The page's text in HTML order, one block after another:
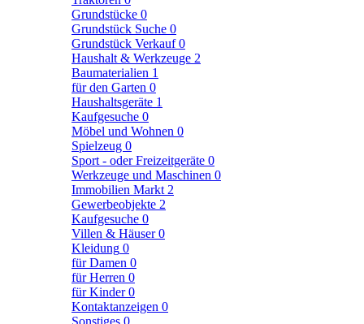
Grundstücke 0
Grundstück Suche 0
Grundstück Verkauf0
Haushalt & Werkzeuge 2
Baumaterialien 1
für den Garten 0
Haushaltsgeräte 1
Kaufgesuche 0
Möbel und Wohnen 0
Spielzeug 0
Sport - oder Freizeitgeräte 0
Werkzeuge und Maschinen 0
Immobilien Markt 2
Gewerbeobjekte 2
Kaufgesuche 0
Villen & Häuser0
Kleidung 0
für Damen 0
für Herren 0
für Kinder0
Kontaktanzeigen 0
Sonstiges 0